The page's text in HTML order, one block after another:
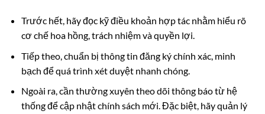
Trước hết, hãy đọc kỹ điều khoản hợp tác nhằm hiểu rõ
cơ chế hoa hồng, trách nhiệm và quyền lợi.
Tiếp theo, chuẩn bị thông tin đăng ký chính xác, minh
bạch để quá trình xét duyệt nhanh chóng.
Ngoài ra, cần thường xuyên theo dõi thông báo từ hệ
thống để cập nhật chính sách mới. Đặc biệt, hãy quản lý